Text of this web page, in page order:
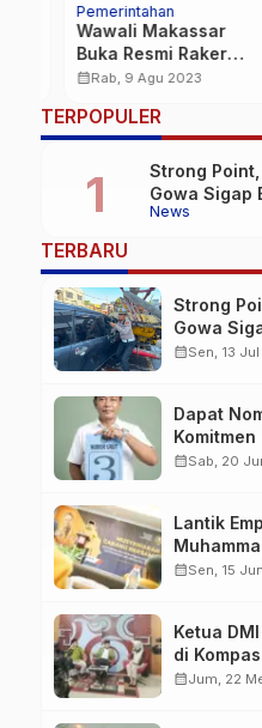
Pemerintahan
Wawali Makassar
Buka Resmi Raker
Dewan Pengurus
Rab, 9 Agu 2023
…
TERPOPULER
News
Strong
Gowa Sigap
Kecelakaan
TERBARU
Strong
Gowa
calendar_monthSen, 13
Dapat
Jauh
calendar_monthSab, 20
Lantik
Pejuang
calendar_monthSen, 15
Ketua
di
calendar_monthJum, 22